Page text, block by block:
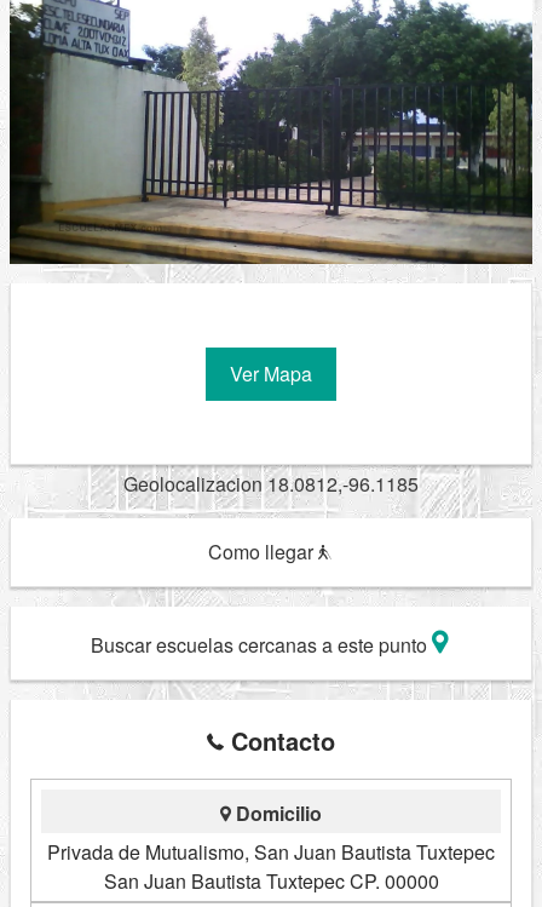
Ver Mapa
Geolocalizacion 18.0812,-96.1185
Como llegar
Buscar escuelas cercanas a este punto
Contacto
Domicilio
Privada de Mutualismo, San Juan Bautista Tuxtepec
San Juan Bautista Tuxtepec CP. 00000